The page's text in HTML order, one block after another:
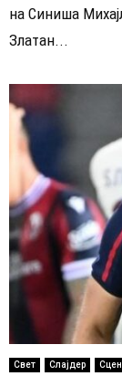
на Синиша
Златан...
Свет Слајдер